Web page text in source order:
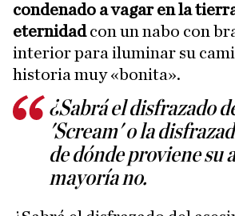
condenado a vagar en la
eternidadcon un nabo con
interior para iluminar su
historia muy «bonita».
¿Sabrá el disfrazado
'Scream' o la
de dónde proviene su
mayoría no.